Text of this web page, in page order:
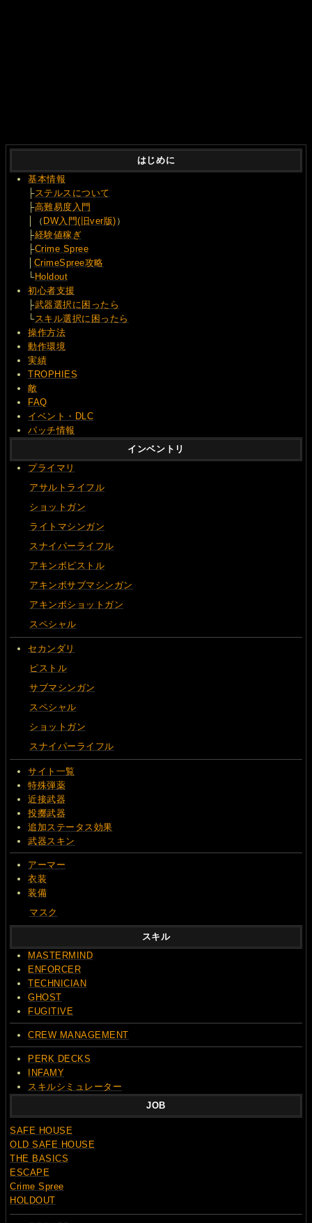
はじめに
基本情報
├ステルスについて
├高難易度入門
│（ DW入門(旧ver版) ）
├経験値稼ぎ
├Crime Spree
CrimeSpree攻略
└Holdout
初心者支援
├武器選択に困ったら
└スキル選択に困ったら
操作方法
動作環境
実績
TROPHIES
敵
FAQ
イベント・DLC
パッチ情報
インベントリ
プライマリ
アサルトライフル
ショットガン
ライトマシンガン
スナイパーライフル
アキンボピストル
アキンボサブマシンガン
アキンボショットガン
スペシャル
セカンダリ
ピストル
サブマシンガン
スペシャル
ショットガン
スナイパーライフル
サイト一覧
特殊弾薬
近接武器
投擲武器
追加ステータス効果
武器スキン
アーマー
衣装
装備
マスク
スキル
MASTERMIND
ENFORCER
TECHNICIAN
GHOST
FUGITIVE
CREW MANAGEMENT
PERK DECKS
INFAMY
スキルシミュレーター
JOB
SAFE HOUSE
OLD SAFE HOUSE
THE BASICS
ESCAPE
Crime Spree
HOLDOUT